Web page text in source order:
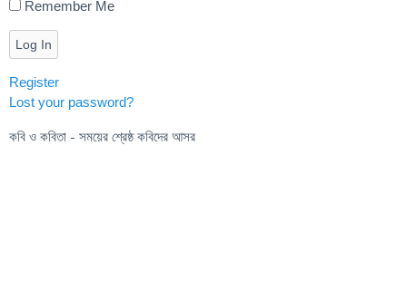
Remember Me
Log In
Register
Lost your password?
কবি ও কবিতা - সময়ের শ্রেষ্ঠ কবিদের আসর